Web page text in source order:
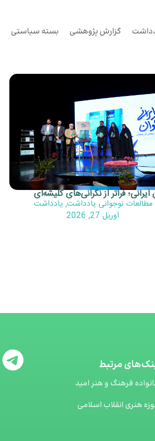
گزارش پژوهشی بسته سیاستی
فراتر از نگرانی‌های کلیشه‌ای
مطالعات نوجوانی یادداشت, یادداشت
آوریل 27, 2026
مرتبط
فرهنگ و هنر امید
هنری انقلاب اسلامی